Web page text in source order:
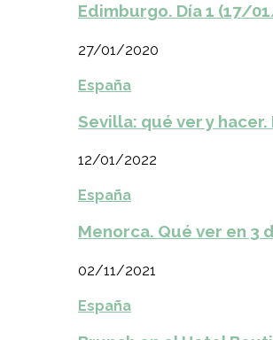
Edimburgo. Día 1 (17/
27/01/2020
España
Sevilla: qué ver y
12/01/2022
España
Menorca. Qué ver en 3
02/11/2021
España